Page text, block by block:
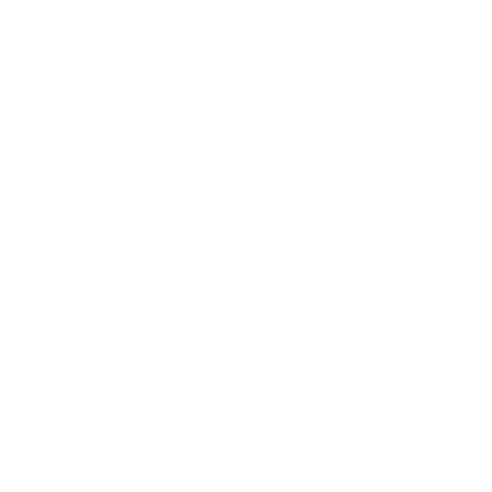
です。
ありません。
です。
ず変更すること